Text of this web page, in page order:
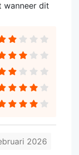
wanneer dit
2026